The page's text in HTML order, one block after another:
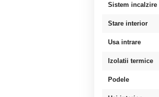
Sistem incalzire
Stare interior
Usa intrare
Izolatii termice
Podele